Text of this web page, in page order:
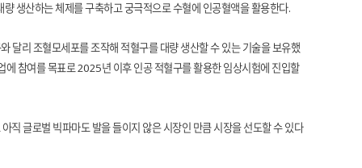
생산하는 체제를 구축하고 궁극적으로 수혈에 인공혈액을 활용한다.
달리 조혈모세포를 조작해 적혈구를 대량 생산할 수 있는 기술을 보유했
참여를 목표로 2025년 이후 인공 적혈구를 활용한 임상시험에 진입할
글로벌 빅파마도 발을 들이지 않은 시장인 만큼 시장을 선도할 수 있다